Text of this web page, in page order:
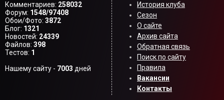
Комментариев: 258032
Форум: 1548/97408
Обои/Фото: 3872
Блог: 1321
Новостей: 24339
Файлов: 398
Тестов: 1
Нашему сайту - 7003 дней
История клуба
Сезон
О сайте
Архив сайта
Обратная связь
Поиск по сайту
Правила
Вакансии
Контакты